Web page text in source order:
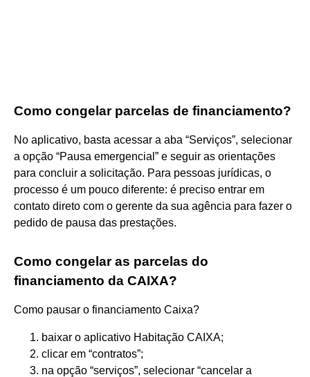
Como congelar parcelas de financiamento?
No aplicativo, basta acessar a aba “Serviços”, selecionar
a opção “Pausa emergencial” e seguir as orientações
para concluir a solicitação. Para pessoas jurídicas, o
processo é um pouco diferente: é preciso entrar em
contato direto com o gerente da sua agência para fazer o
pedido de pausa das prestações.
Como congelar as parcelas do
financiamento da CAIXA?
Como pausar o financiamento Caixa?
baixar o aplicativo Habitação CAIXA;
clicar em “contratos”;
na opção “serviços”, selecionar “cancelar a